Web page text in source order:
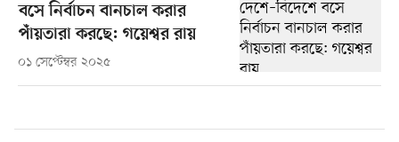
বসে নির্বাচন বানচাল করার
পাঁয়তারা করছে: গয়েশ্বর রায়
০১ সেপ্টেম্বর ২০২৫